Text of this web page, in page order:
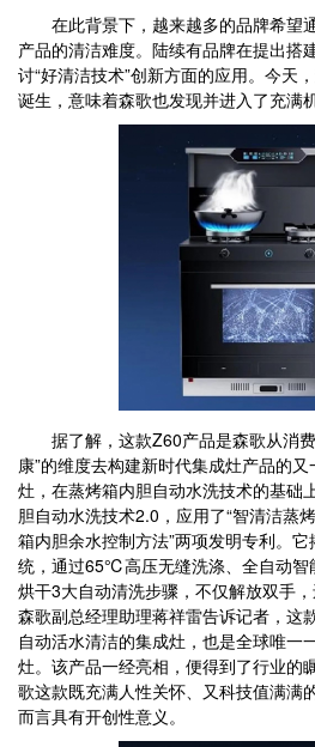
在此背景下，越来越多的品牌希望
产品的清洁难度。陆续有品牌在提出搭
讨“好清洁技术”创新方面的应用。今天
诞生，意味着森歌也发现并进入了充满
据了解，这款Z60产品是森歌从消费
康”的维度去构建新时代集成灶产品的
灶，在蒸烤箱内胆自动水洗技术的基础
胆自动水洗技术2.0，应用了“智清洁蒸
箱内胆余水控制方法”两项发明专利。
统，通过65℃高压无缝洗涤、全自动
烘干3大自动清洗步骤，不仅解放双手，
森歌副总经理助理蒋祥雷告诉记者，这
自动活水清洁的集成灶，也是全球唯一
灶。该产品一经亮相，便得到了行业的
歌这款既充满人性关怀、又科技值满满
而言具有开创性意义。